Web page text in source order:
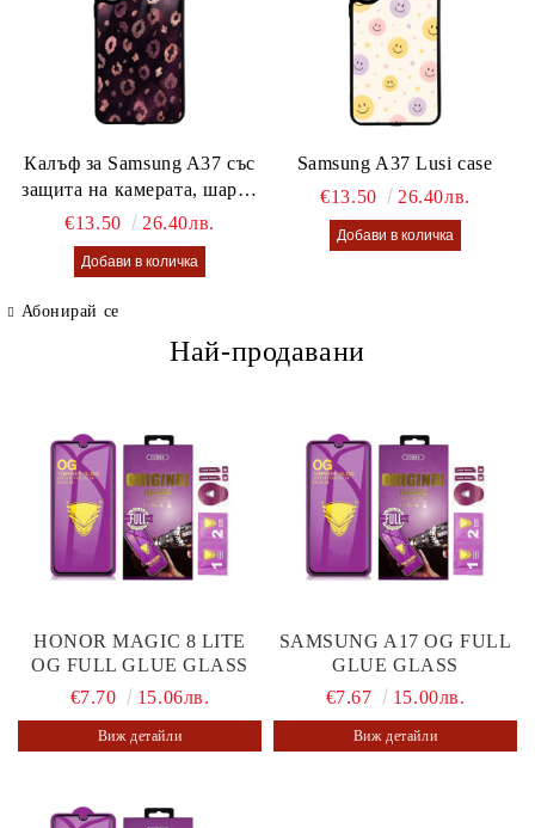
Калъф за Samsung A37 със
защита на камерата, шарен
калъф Lusi case
€13.50 26.40лв.
Samsung A37 Lusi case
€13.50
26.40лв.
Абонирай се
Най-продавани
HONOR MAGIC 8 LITE
OG FULL GLUE GLASS
€7.70
15.06лв.
Виж детайли
SAMSUNG A17 OG FULL
GLUE GLASS
€7.67
15.00лв.
Виж детайли